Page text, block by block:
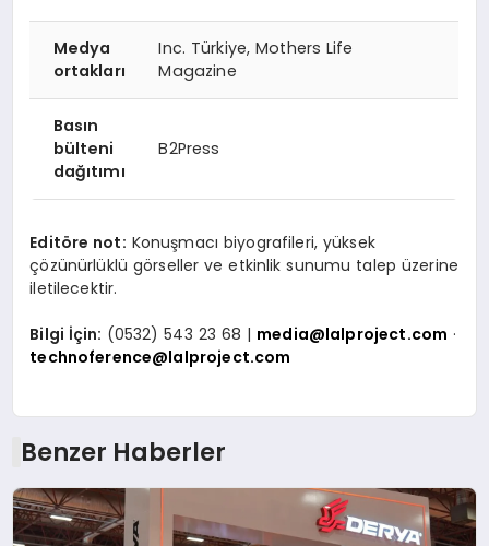
Medya
ortakları
Inc. Türkiye, Mothers Life
Magazine
Basın
bülteni
dağıtımı
B2Press
Editöre not: Konuşmacı biyografileri, yüksek
çözünürlüklü görseller ve etkinlik sunumu talep üzerine
iletilecektir.
Bilgi İçin: (0532) 543 23 68 | media@lalproject.com ·
technoference@lalproject.com
Benzer Haberler